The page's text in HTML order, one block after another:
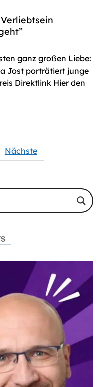
ganz großen Liebe:
Jost porträtiert junge
Direktlink Hier den
Nächste